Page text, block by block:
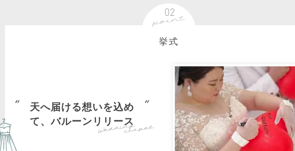
挙式
天へ届ける想いを込め
て、バルーンリリース